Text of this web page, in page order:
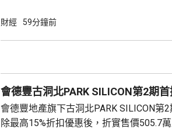
800家。 免去向Yum! Brands支付3%的特許經
財經 59分鐘前
會德豐古洞北PARK SILICON第2期
會德豐地產旗下古洞北PARK SILICON第
除最高15%折扣優惠後，折實售價505.7